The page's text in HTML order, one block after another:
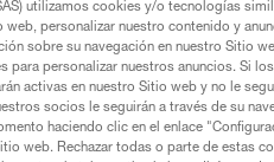
con un aparato.
utilizamos cookies y/o tecnologías
personalizar nuestro contenido y
sobre su navegación en nuestro Sitio
para personalizar nuestros anuncios. Si
activas en nuestro Sitio web y no le
socios le seguirán a través de su
haciendo clic en el enlace
web. Rechazar todas o parte de estas